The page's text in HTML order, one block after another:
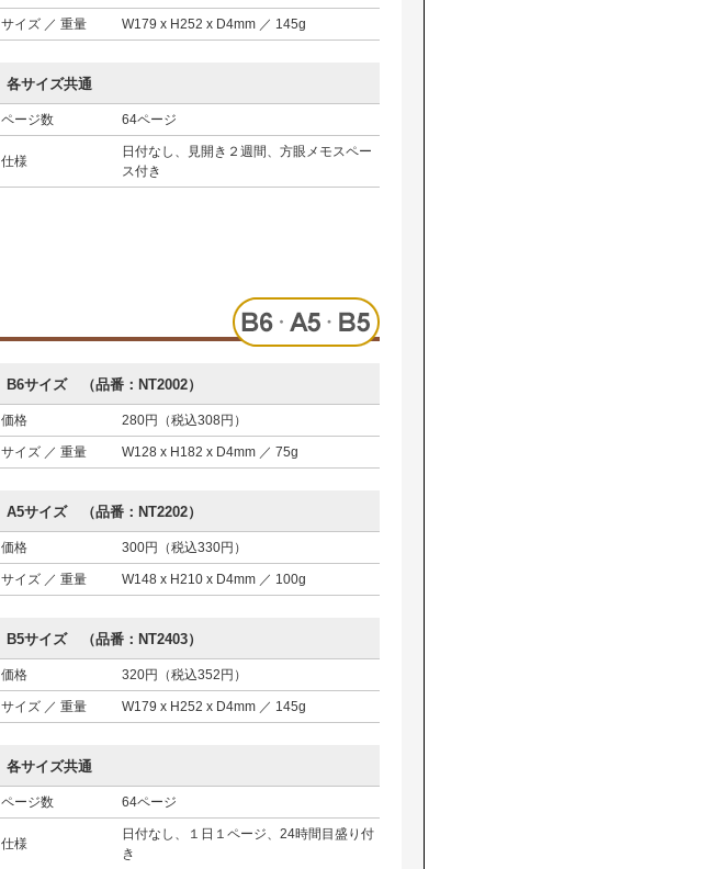
サイズ ／ 重量 W179 x H252 x D4mm ／ 145g
各サイズ共通
ページ数 64ページ
仕様
日付なし、見開き２週間、方眼メモスペー
ス付き
B6サイズ （品番：NT2002）
価格 280円（税込308円）
サイズ ／ 重量 W128 x H182 x D4mm ／ 75g
A5サイズ （品番：NT2202）
価格 300円（税込330円）
サイズ ／ 重量 W148 x H210 x D4mm ／ 100g
B5サイズ （品番：NT2403）
価格 320円（税込352円）
サイズ ／ 重量 W179 x H252 x D4mm ／ 145g
各サイズ共通
ページ数 64ページ
仕様
日付なし、１日１ページ、24時間目盛り付
き